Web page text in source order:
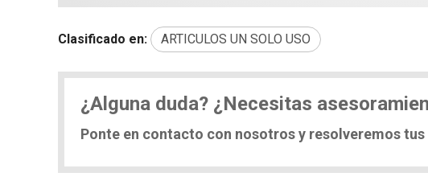
Clasificado en: ARTICULOS UN SOLO USO
¿Alguna duda? ¿Necesitas
Ponte en contacto con nosotros y resolveremos tus